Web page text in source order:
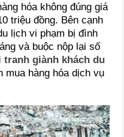
hóa không đúng giá
triệu đồng. Bên cạnh
lịch vi phạm bị đình
và buộc nộp lại số
tranh giành khách du
mua hàng hóa dịch vụ